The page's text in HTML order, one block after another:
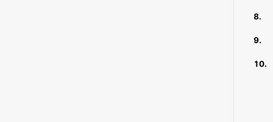
8.
9.
10.